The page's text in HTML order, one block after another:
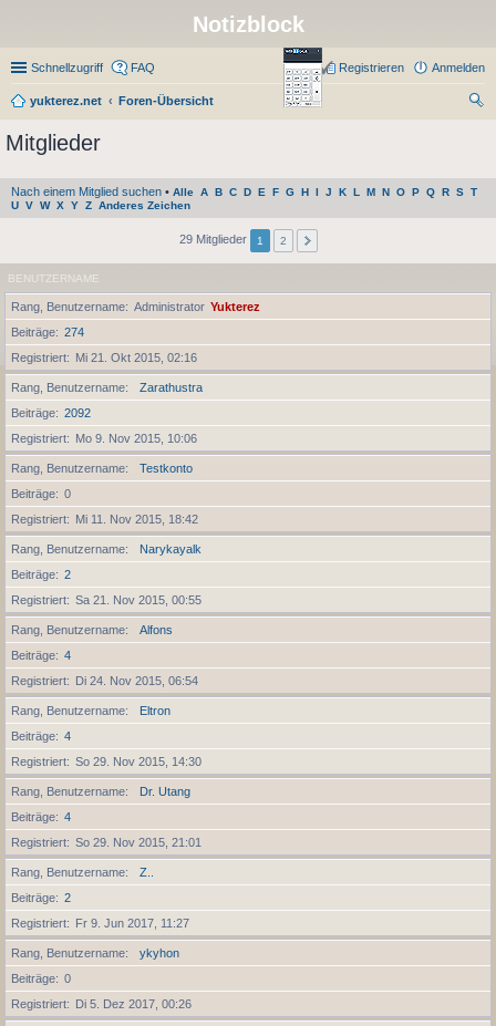
Notizblock
Schnellzugriff FAQ Anmelden
Registrieren
yukterez.net
Foren-Übersicht
Mitglieder
Nach einem Mitglied suchen • Alle A B C D E F G H I J K L M N O P Q R S T
U V W X Y Z Anderes Zeichen
29 Mitglieder 1 2
BENUTZERNAME
Rang, Benutzername Administrator Yukterez
Beiträge
274
Registriert
Mi 21. Okt 2015, 02:16
Rang, Benutzername
Zarathustra
Beiträge
2092
Registriert
Mo 9. Nov 2015, 10:06
Rang, Benutzername
Testkonto
Beiträge
0
Registriert
Mi 11. Nov 2015, 18:42
Rang, Benutzername
Narykayalk
Beiträge
2
Registriert
Sa 21. Nov 2015, 00:55
Rang, Benutzername
Alfons
Beiträge
4
Registriert
Di 24. Nov 2015, 06:54
Rang, Benutzername
Eltron
Beiträge
4
Registriert
So 29. Nov 2015, 14:30
Rang, Benutzername
Dr. Utang
Beiträge
4
Registriert
So 29. Nov 2015, 21:01
Rang, Benutzername
Z..
Beiträge
2
Registriert
Fr 9. Jun 2017, 11:27
Rang, Benutzername
ykyhon
Beiträge
0
Registriert
Di 5. Dez 2017, 00:26